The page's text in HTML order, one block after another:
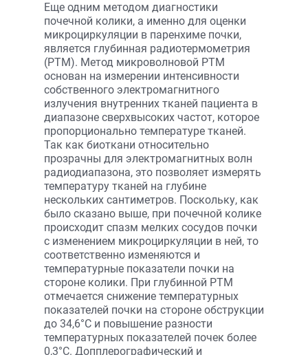
Еще одним методом диагностики
почечной колики, а именно для оценки
микроциркуляции в паренхиме почки,
является глубинная радиотермометрия
(РТМ). Метод микроволновой РТМ
основан на измерении интенсивности
собственного электромагнитного
излучения внутренних тканей пациента в
диапазоне сверхвысоких частот, которое
пропорционально температуре тканей.
Так как биоткани относительно
прозрачны для электромагнитных волн
радиодиапазона, это позволяет измерять
температуру тканей на глубине
нескольких сантиметров. Поскольку, как
было сказано выше, при почечной колике
происходит спазм мелких сосудов почки
с изменением микроциркуляции в ней, то
соответственно изменяются и
температурные показатели почки на
стороне колики. При глубинной РТМ
отмечается снижение температурных
показателей почки на стороне обструкции
до 34,6°С и повышение разности
температурных показателей почек более
0,3°С. Допплерографический и